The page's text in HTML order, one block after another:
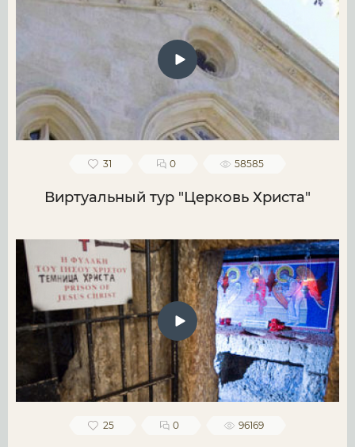
31 0 58585
Виртуальный тур "Церковь Христа"
25 0 96169